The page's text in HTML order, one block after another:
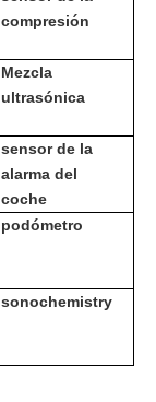
compresión
Mezcla
ultrasónica
sensor de la
alarma del
coche
podómetro
sonochemistry